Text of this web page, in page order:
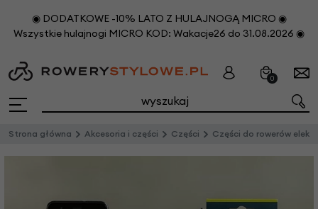
◉ DODATKOWE -10% LATO Z HULAJNOGĄ MICRO ◉
Wszystkie hulajnogi MICRO KOD: Wakacje26 do 31.08.2026 ◉
0
Strona główna Akcesoria i części Części Części do rowerów elektrycznych